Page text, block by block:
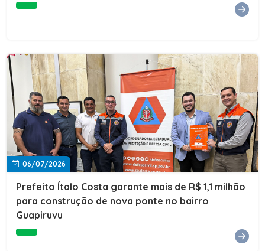
06/07/2026
Prefeito Ítalo Costa garante mais de R$ 1,1 milhão
para construção de nova ponte no bairro
Guapiruvu